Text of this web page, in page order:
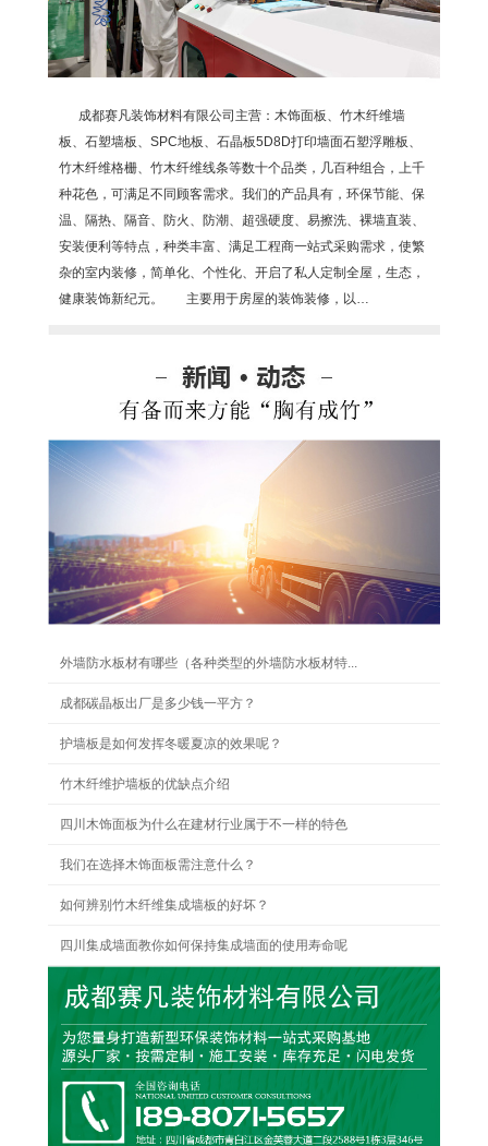
成都赛凡装饰材料有限公司主营：木饰面板、竹木纤维墙
板、石塑墙板、SPC地板、石晶板5D8D打印墙面石塑浮雕板、
竹木纤维格栅、竹木纤维线条等数十个品类，几百种组合，上千
种花色，可满足不同顾客需求。我们的产品具有，环保节能、保
温、隔热、隔音、防火、防潮、超强硬度、易擦洗、裸墙直装、
安装便利等特点，种类丰富、满足工程商一站式采购需求，使繁
杂的室内装修，简单化、个性化、开启了私人定制全屋，生态，
健康装饰新纪元。 主要用于房屋的装饰装修，以…
外墙防水板材有哪些（各种类型的外墙防水板材特...
成都碳晶板出厂是多少钱一平方？
护墙板是如何发挥冬暖夏凉的效果呢？
竹木纤维护墙板的优缺点介绍
四川木饰面板为什么在建材行业属于不一样的特色
我们在选择木饰面板需注意什么？
如何辨别竹木纤维集成墙板的好坏？
四川集成墙面教你如何保持集成墙面的使用寿命呢